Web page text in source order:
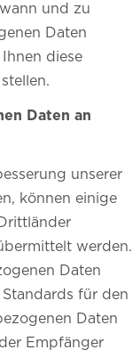
und zu
Daten
diese
Daten an
unserer
können einige
werden.
Daten
für den
Daten
Empfänger